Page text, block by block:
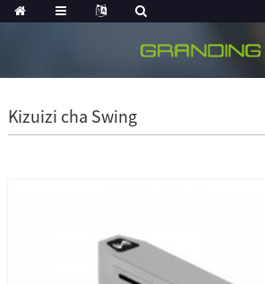
Kizuizi cha Swing